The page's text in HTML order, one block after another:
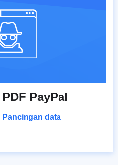
PayPal
Pancingan data